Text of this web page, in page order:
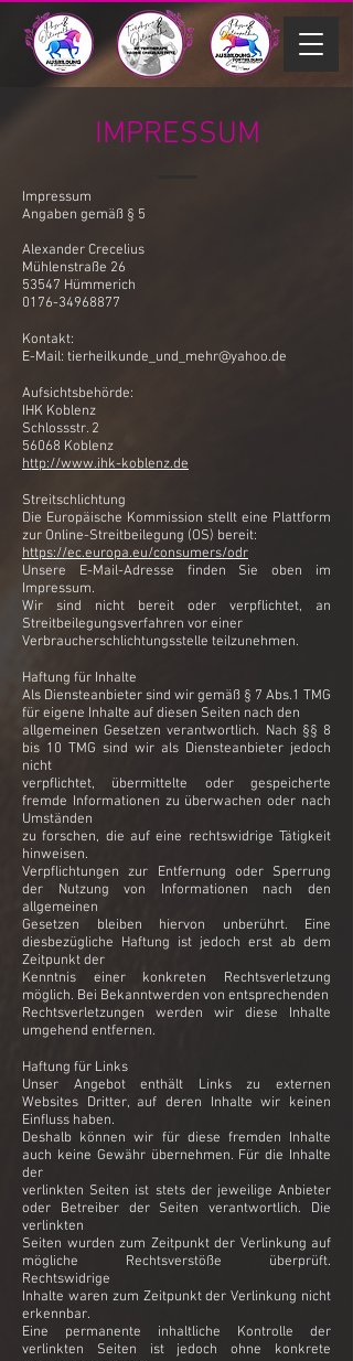
IMPRESSUM
Impressum
Angaben gemäß § 5
Alexander Crecelius
Mühlenstraße 26
53547 Hümmerich
0176-34968877
Kontakt:
E-Mail: tierheilkunde_und_mehr@yahoo.de
Aufsichtsbehörde:
IHK Koblenz
Schlossstr. 2
56068 Koblenz
http://www.ihk-koblenz.de
Streitschlichtung
Die Europäische Kommission stellt eine Plattform
zur Online-Streitbeilegung (OS) bereit:
https://ec.europa.eu/consumers/odr
Unsere E-Mail-Adresse finden Sie oben im
Impressum.
Wir sind nicht bereit oder verpflichtet, an
Streitbeilegungsverfahren vor einer
Verbraucherschlichtungsstelle teilzunehmen.
Haftung für Inhalte
Als Diensteanbieter sind wir gemäß § 7 Abs.1 TMG
für eigene Inhalte auf diesen Seiten nach den
allgemeinen Gesetzen verantwortlich. Nach §§ 8
bis 10 TMG sind wir als Diensteanbieter jedoch
nicht
verpflichtet, übermittelte oder gespeicherte
fremde Informationen zu überwachen oder nach
Umständen
zu forschen, die auf eine rechtswidrige Tätigkeit
hinweisen.
Verpflichtungen zur Entfernung oder Sperrung
der Nutzung von Informationen nach den
allgemeinen
Gesetzen bleiben hiervon unberührt. Eine
diesbezügliche Haftung ist jedoch erst ab dem
Zeitpunkt der
Kenntnis einer konkreten Rechtsverletzung
möglich. Bei Bekanntwerden von entsprechenden
Rechtsverletzungen werden wir diese Inhalte
umgehend entfernen.
Haftung für Links
Unser Angebot enthält Links zu externen
Websites Dritter, auf deren Inhalte wir keinen
Einfluss haben.
Deshalb können wir für diese fremden Inhalte
auch keine Gewähr übernehmen. Für die Inhalte
der
verlinkten Seiten ist stets der jeweilige Anbieter
oder Betreiber der Seiten verantwortlich. Die
verlinkten
Seiten wurden zum Zeitpunkt der Verlinkung auf
mögliche Rechtsverstöße überprüft.
Rechtswidrige
Inhalte waren zum Zeitpunkt der Verlinkung nicht
erkennbar.
Eine permanente inhaltliche Kontrolle der
verlinkten Seiten ist jedoch ohne konkrete